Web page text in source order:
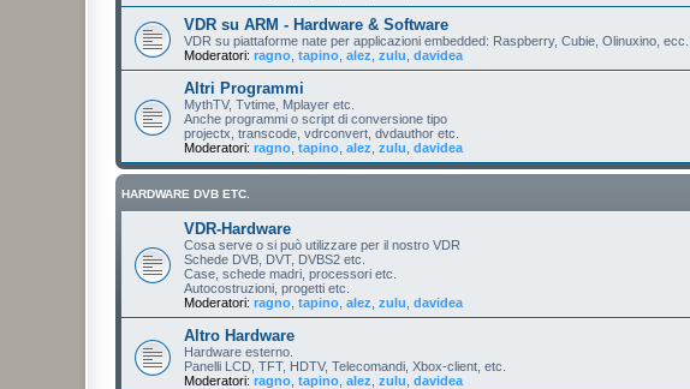
VDR su ARM - Hardware & Software
VDR su piattaforme nate per applicazioni embedded: Raspberry, Cubie, Olinuxino, ecc...
Moderatori: ragno tapino alez zulu davidea
Altri Programmi
MythTV, Tvtime, Mplayer etc.
Anche programmi o script di conversione tipo
projectx, transcode, vdrconvert, dvdauthor etc.
Moderatori: ragno tapino alez zulu davidea
HARDWARE DVB ETC.
VDR-Hardware
Cosa serve o si può utilizzare per il nostro VDR
Schede DVB, DVT, DVBS2 etc.
Case, schede madri, processori etc.
Autocostruzioni, progetti etc.
Moderatori: ragno tapino alez zulu davidea
Altro Hardware
Hardware esterno.
Panelli LCD, TFT, HDTV, Telecomandi, Xbox-client, etc.
Moderatori: ragno tapino alez zulu davidea